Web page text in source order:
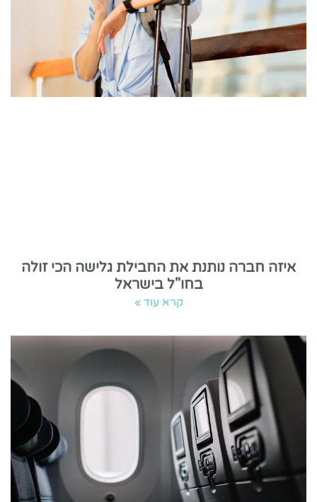
איזה חברה נותנת את החבילת גלישה הכי זולה
בחו"ל בישראל
קרא עוד »